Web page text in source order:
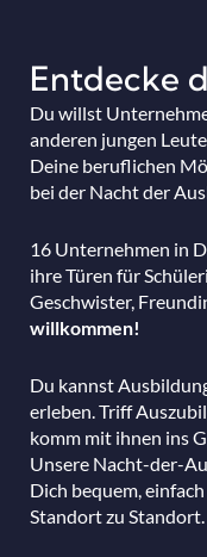
Entdecke
Du willst
anderen jungen
Deine beruflichen
bei der Nacht der
16 Unternehmen in
ihre Türen für
Geschwister,
willkommen!
Du kannst
erleben. Triff
komm mit ihnen ins
Unsere Nacht-der-
Dich bequem,
Standort zu Standort.